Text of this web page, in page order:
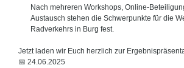
Nach mehreren Workshops, Online-
Austausch stehen die Schwerpunkte für die
Radverkehrs in Burg fest.
Jetzt laden wir Euch herzlich zur
📅 24.06.2025